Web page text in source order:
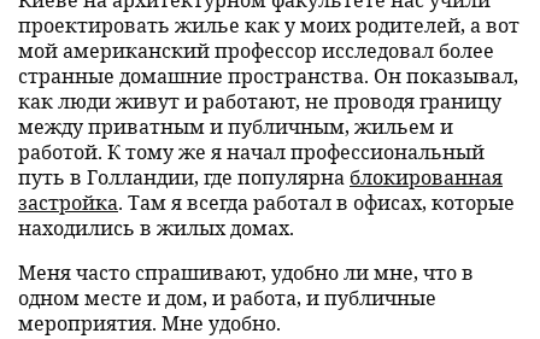
проектировать жилье как у моих родителей, а вот
мой американский профессор исследовал более
странные домашние пространства. Он показывал,
как люди живут и работают, не проводя границу
между приватным и публичным, жильем и
работой. К тому же я начал профессиональный
путь в Голландии, где популярна блокированная
застройка. Там я всегда работал в офисах, которые
находились в жилых домах.
Меня часто спрашивают, удобно ли мне, что в
одном месте и дом, и работа, и публичные
мероприятия. Мне удобно.